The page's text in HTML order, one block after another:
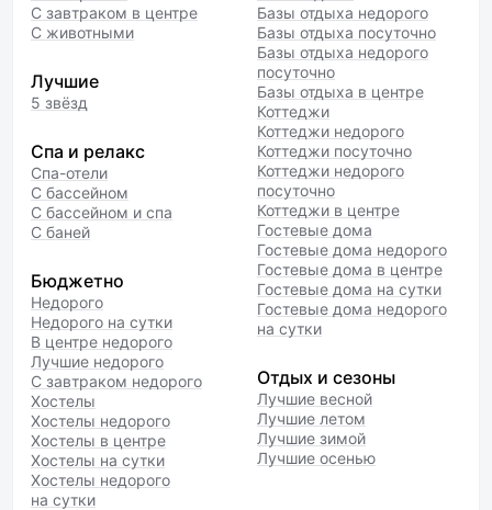
выспавшим. Есть в номере
халат, тапочки, комплект
принадлежности, фен,
холодильник, телевизор. Вода
бутилированная (0,5 бутылках),
пополняется каждый день.
Кулер и чайник с чайными
принадлежностями в коридоре,
что очень удобно! Дни,
проведённые в мае в вашем
отеле, были самыми яркими
и душевным! Спасибо всем
работникам отеля
за гостеприимство и внимание!!!
С завтраком в центре
С животными
Лучшие
5 звёзд
Спа и релакс
Спа-отели
С бассейном
С бассейном и спа
С баней
Бюджетно
Недорого
Недорого на сутки
В центре недорого
Лучшие недорого
С завтраком недорого
Хостелы
Хостелы недорого
Хостелы в центре
Хостелы на сутки
Хостелы недорого
на сутки
Базы отдыха недорого
Базы отдыха посуточно
Базы отдыха недорого
посуточно
Базы отдыха в центре
Коттеджи
Коттеджи недорого
Коттеджи посуточно
Коттеджи недорого
посуточно
Коттеджи в центре
Гостевые дома
Гостевые дома недорого
Гостевые дома в центре
Гостевые дома на сутки
Гостевые дома недорого
на сутки
Отдых и сезоны
Лучшие весной
Лучшие летом
Лучшие зимой
Лучшие осенью